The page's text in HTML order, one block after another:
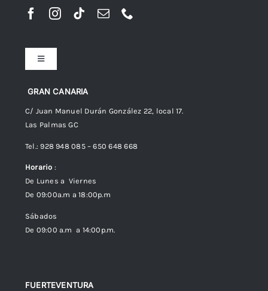
GRAN CANARIA
C/ Juan Manuel Durán González 22, local 17.
Las Palmas GC
Tel.: 928 948 085 – 650 648 668
Horario :
De Lunes a Viernes
De 09:00a.m a 18:00p.m
Sábados
De 09:00 a.m a 14:00p.m.
FUERTEVENTURA
Toggle
Navigation
Preguntas frecuentes
Envíos
Política de Privacidad